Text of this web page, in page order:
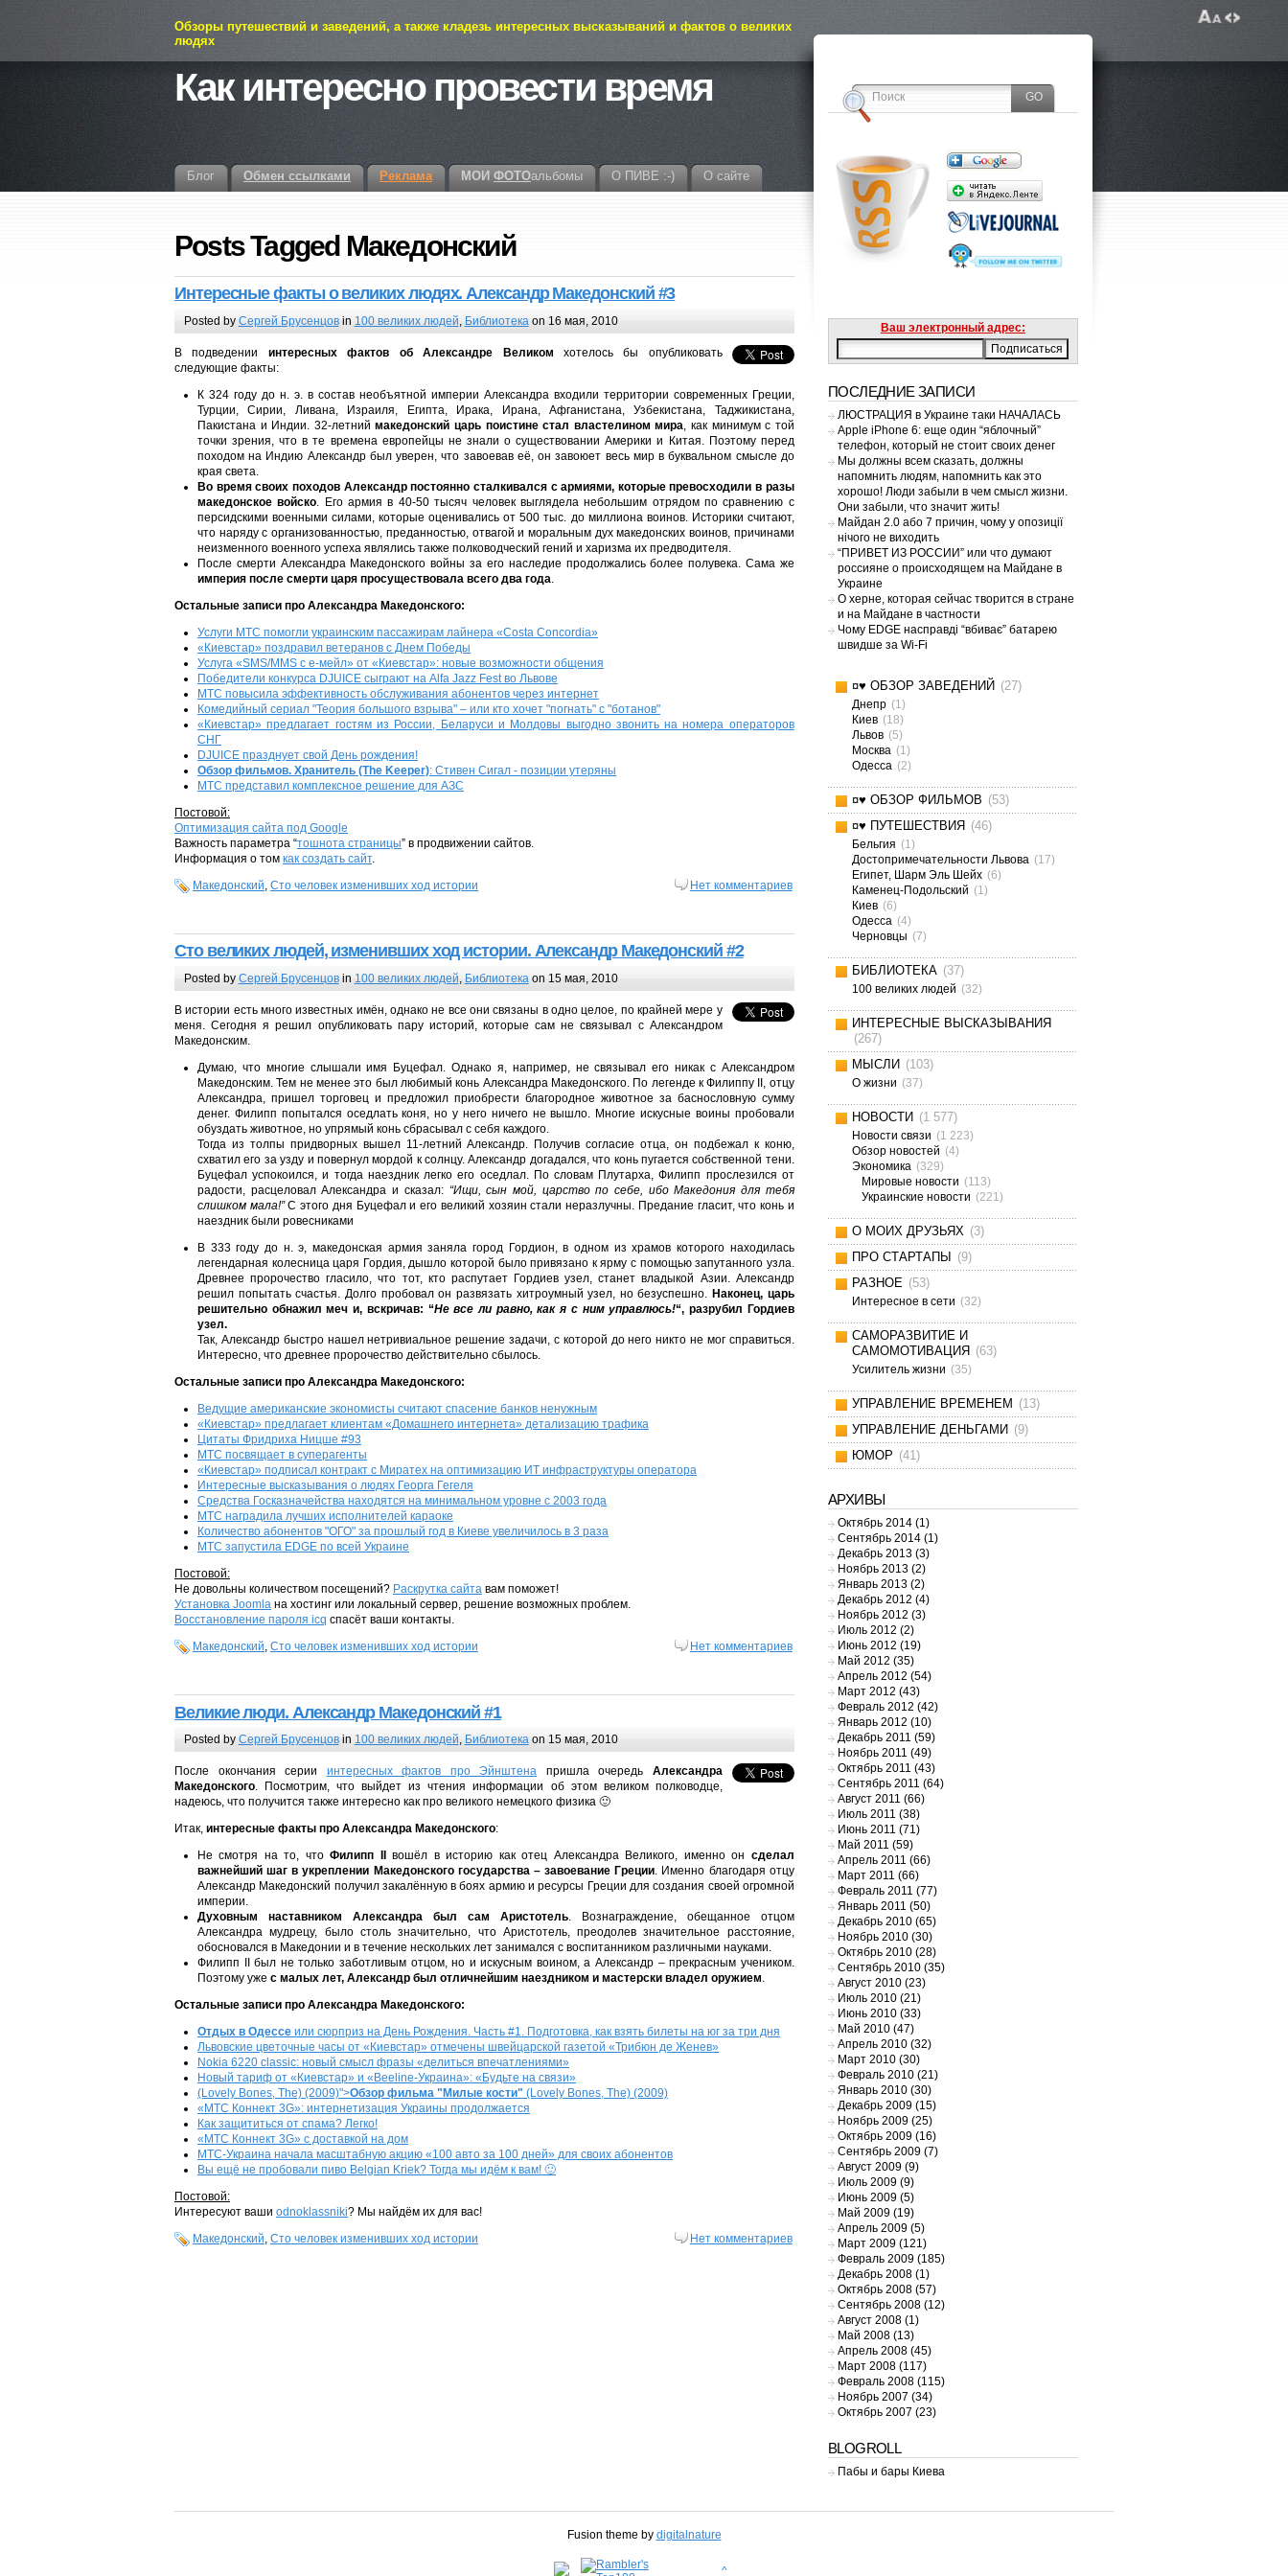
Обзоры путешествий и заведений, а также кладезь интересных высказываний и фактов о великих
людях
Как интересно провести время
Блог Обмен ссылками Реклама МОИ ФОТОальбомы О ПИВЕ :-) О сайте
Posts Tagged Македонский
Интересные факты о великих людях. Александр Македонский#3
Posted by Сергей Брусенцовin 100 великих людей Библиотека on 16 мая, 2010
В подведении интересных фактов об Александре Великом хотелось бы опубликовать
следующие факты:
К 324 году до н. э. в состав необъятной империи Александра входили территории современных Греции,
Турции, Сирии, Ливана, Израиля, Египта, Ирака, Ирана, Афганистана, Узбекистана, Таджикистана,
Пакистана и Индии. 32-летниймакедонский царь поистине стал властелином мира
, как минимум с той
точки зрения, что в те времена европейцы не знали о существовании Америки и Китая. Поэтому перед
походом на Индию Александр был уверен, что завоевав её, он завоюет весь мир в буквальном смысле до
края света.
Во время своих походов Александр постоянно сталкивался с армиями, которые превосходили в разы
македонское войско . Его армия в 40-50 тысяч человек выглядела небольшим отрядом по сравнению с
персидскими военными силами, которые оценивались от 500 тыс. до миллиона воинов. Историки считают,
что наряду с организованностью, преданностью, отвагой и моральным дух македонских воинов, причинами
неизменного военного успеха являлись также полководческий гений и харизма их предводителя.
После смерти Александра Македонского войны за его наследие продолжались более полувека. Сама же
империя после смерти царя просуществовала всего два года
Остальные записи про Александра Македонского:
Услуги МТС помогли украинским пассажирам лайнера «Costa Concordia»
«Киевстар» поздравил ветеранов с Днем Победы
Услуга «SMS/MMS с е-мейл» от «Киевстар»: новые возможности общения
Победители конкурса DJUICE сыграют на Alfa Jazz Fest во Львове
МТС повысила эффективность обслуживания абонентов через интернет
Комедийный сериал "Теория большого взрыва" – или кто хочет "погнать" с "ботанов"
«Киевстар» предлагает гостям из России, Беларуси и Молдовы выгодно звонить на номера операторов
СНГ
DJUICE празднует свой День рождения!
Обзор фильмов. Хранитель (The Keeper): Стивен Сигал - позиции утеряны
МТС представил комплексное решение для АЗС
Постовой:
Оптимизация сайта под Google
Важность параметра “тошнота страницы” в продвижении сайтов.
Информация о том как создать сайт.
Македонский Сто человек изменивших ход истории Нет комментариев
Сто великих людей, изменивших ход истории. Александр Македонский#2
Posted by Сергей Брусенцовin 100 великих людей, Библиотекаon 15 мая, 2010
В истории есть много известных имён, однако не все они связаны в одно целое, по крайней мере у
меня. Сегодня я решил опубликовать пару историй, которые сам не связывал с Александром
Македонским.
Думаю, что многие слышали имя Буцефал. Однако я, например, не связывал его никак с Александром
Македонским. Тем не менее это был любимый конь Александра Македонского. По легенде к Филиппу II, отцу
Александра, пришел торговец и предложил приобрести благородное животное за баснословную сумму
денег. Филипп попытался оседлать коня, но у него ничего не вышло. Многие искусные воины пробовали
обуздать животное, но упрямый конь сбрасывал с себя каждого.
Тогда из толпы придворных вышел 11-летний Александр. Получив согласие отца, он подбежал к коню,
схватил его за узду и повернул мордой к солнцу. Александр догадался, что конь пугается собственной тени.
Буцефал успокоился, и тогда наездник легко его оседлал. По словам Плутарха, Филипп прослезился от
радости, расцеловал Александра и сказал: “Ищи, сын мой, царство по себе, ибо Македония для тебя
слишком мала!”С этого дня Буцефал и его великий хозяин стали неразлучны. Предание гласит, что конь и
наездник были ровесниками
В 333 году до н. э, македонская армия заняла город Гордион, в одном из храмов которого находилась
легендарная колесница царя Гордия, дышло которой было привязано к ярму с помощью запутанного узла.
Древнее пророчество гласило, что тот, кто распутает Гордиев узел, станет владыкой Азии. Александр
решил попытать счастья. Долго пробовал он развязать хитроумный узел, но безуспешно.Наконец, царь
решительно обнажил меч и, вскричав: “Не все ли равно, как я с ним управлюсь!“, разрубил Гордиев
узел.
Так, Александр быстро нашел нетривиальное решение задачи, с которой до него никто не мог справиться.
Интересно, что древнее пророчество действительно сбылось.
Остальные записи про Александра Македонского:
Ведущие американские экономисты считают спасение банков ненужным
«Киевстар» предлагает клиентам «Домашнего интернета» детализацию трафика
Цитаты Фридриха Ницше #93
МТС посвящает в суперагенты
«Киевстар» подписал контракт с Миратех на оптимизацию ИТ инфраструктуры оператора
Интересные высказывания о людях Георга Гегеля
Средства Госказначейства находятся на минимальном уровне с 2003 года
МТС наградила лучших исполнителей караоке
Количество абонентов "ОГО" за прошлый год в Киеве увеличилось в 3 раза
МТС запустила EDGE по всей Украине
Постовой:
Не довольны количеством посещений? Раскрутка сайта вам поможет!
Установка Joomla на хостинг или локальный сервер, решение возможных проблем.
Восстановление пароля icq спасёт ваши контакты.
Македонский Сто человек изменивших ход истории Нет комментариев
Великие люди. Александр Македонский #1
Posted by Сергей Брусенцовin 100 великих людей, Библиотекаon 15 мая, 2010
После окончания серии интересных фактов про Эйнштена пришла очередь Александра
Македонского. Посмотрим, что выйдет из чтения информации об этом великом полководце,
надеюсь, что получится также интересно как про великого немецкого физика 🙂
Итак, интересные факты про Александра Македонского:
Не смотря на то, чтоФилипп II вошёл в историю как отец Александра Великого, именно он сделал
важнейший шаг в укреплении Македонского государства – завоевание Греции. Именно благодаря отцу
Александр Македонский получил закалённую в боях армию и ресурсы Греции для создания своей огромной
империи.
Духовным наставником Александра был сам Аристотель. Вознаграждение, обещанное отцом
Александра мудрецу, было столь значительно, что Аристотель, преодолев значительное расстояние,
обосновался в Македонии и в течение нескольких лет занимался с воспитанником различными науками.
Филипп II был не только заботливым отцом, но и искусным воином, а Александр – прекрасным учеником.
Поэтому уже с малых лет, Александр был отличнейшим наездником и мастерски владел оружием.
Остальные записи про Александра Македонского:
Отдых в Одессе или сюрприз на День Рождения. Часть #1. Подготовка, как взять билеты на юг за три дня
Львовские цветочные часы от «Киевстар» отмечены швейцарской газетой «Трибюн де Женев»
Nokia 6220 classic: новый смысл фразы «делиться впечатлениями»
Новый тариф от «Киевстар» и «Beeline-Украина»: «Будьте на связи»
(Lovely Bones, The) (2009)">Обзор фильма "Милые кости" (Lovely Bones, The) (2009)
«МТС Коннект 3G»: интернетизация Украины продолжается
Как защититься от спама? Легко!
«МТС Коннект 3G» с доставкой на дом
МТС-Украина начала масштабную акцию «100 авто за 100 дней» для своих абонентов
Вы ещё не пробовали пиво Belgian Kriek? Тогда мы идём к вам! 🙂
Постовой:
Интересуют ваши odnoklassniki? Мы найдём их для вас!
Македонский, Сто человек изменивших ход истории Нет комментариев
Ваш электронный адрес:
ПОСЛЕДНИЕ ЗАПИСИ
ЛЮСТРАЦИЯ в Украине таки НАЧАЛАСЬ
Apple iPhone 6: еще один “яблочный”
телефон, который не стоит своих денег
Мы должны всем сказать, должны
напомнить людям, напомнить как это
хорошо! Люди забыли в чем смысл жизни.
Они забыли, что значит жить!
Майдан 2.0 або 7 причин, чому у опозиції
нічого не виходить
“ПРИВЕТ ИЗ РОССИИ” или что думают
россияне о происходящем на Майдане в
Украине
О херне, которая сейчас творится в стране
и на Майдане в частности
Чому EDGE насправді “вбиває” батарею
швидше за Wi-Fi
¤♥ ОБЗОР ЗАВЕДЕНИЙ (27)
Днепр (1)
Киев (18)
Львов (5)
Москва (1)
Одесса (2)
¤♥ ОБЗОР ФИЛЬМОВ (53)
¤♥ ПУТЕШЕСТВИЯ (46)
Бельгия (1)
Достопримечательности Львова (17)
Египет, Шарм Эль Шейх (6)
Каменец-Подольский (1)
Киев (6)
Одесса (4)
Черновцы (7)
БИБЛИОТЕКА (37)
100 великих людей (32)
ИНТЕРЕСНЫЕ ВЫСКАЗЫВАНИЯ
(267)
МЫСЛИ (103)
О жизни (37)
НОВОСТИ (1 577)
Новости связи (1 223)
Обзор новостей (4)
Экономика (329)
Мировые новости (113)
Украинские новости (221)
О МОИХ ДРУЗЬЯХ (3)
ПРО СТАРТАПЫ
(9)
РАЗНОЕ (53)
Интересное в сети (32)
САМОРАЗВИТИЕ И
САМОМОТИВАЦИЯ (63)
Усилитель жизни (35)
УПРАВЛЕНИЕ ВРЕМЕНЕМ (13)
УПРАВЛЕНИЕ ДЕНЬГАМИ (9)
ЮМОР (41)
АРХИВЫ
Октябрь 2014(1)
Сентябрь 2014(1)
Декабрь 2013(3)
Ноябрь 2013(2)
Январь 2013(2)
Декабрь 2012 (4)
Ноябрь 2012 (3)
Июль 2012 (2)
Июнь 2012 (19)
Май 2012 (35)
Апрель 2012 (54)
Март 2012 (43)
Февраль 2012 (42)
Январь 2012 (10)
Декабрь 2011 (59)
Ноябрь 2011 (49)
Октябрь 2011 (43)
Сентябрь 2011 (64)
Август 2011 (66)
Июль 2011 (38)
Июнь 2011 (71)
Май 2011 (59)
Апрель 2011 (66)
Март 2011 (66)
Февраль 2011 (77)
Январь 2011 (50)
Декабрь 2010(65)
Ноябрь 2010(30)
Октябрь 2010(28)
Сентябрь 2010(35)
Август 2010(23)
Июль 2010(21)
Июнь 2010(33)
Май 2010(47)
Апрель 2010(32)
Март 2010(30)
Февраль 2010(21)
Январь 2010(30)
Декабрь 2009(15)
Ноябрь 2009(25)
Октябрь 2009(16)
Сентябрь 2009(7)
Август 2009(9)
Июль 2009(9)
Июнь 2009(5)
Май 2009(19)
Апрель 2009(5)
Март 2009(121)
Февраль 2009(185)
Декабрь 2008(1)
Октябрь 2008(57)
Сентябрь 2008(12)
Август 2008(1)
Май 2008(13)
Апрель 2008(45)
Март 2008(117)
Февраль 2008(115)
Ноябрь 2007 (34)
Октябрь 2007 (23)
BLOGROLL
Пабы и бары Киева
Fusion theme by digitalnature
^